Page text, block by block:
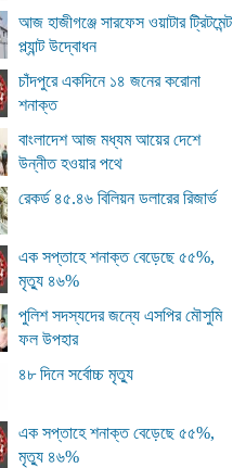
আজ হাজীগঞ্জে সারফেস ওয়াটার ট্রিটমেন্ট
প্ল্যান্ট উদ্বোধন
চাঁদপুরে একদিনে ১৪ জনের করোনা
শনাক্ত
বাংলাদেশ আজ মধ্যম আয়ের দেশে
উন্নীত হওয়ার পথে
রেকর্ড ৪৫.৪৬ বিলিয়ন ডলারের রিজার্ভ
এক সপ্তাহে শনাক্ত বেড়েছে ৫৫%,
মৃত্যু ৪৬%
পুলিশ সদস্যদের জন্যে এসপির মৌসুমি
ফল উপহার
৪৮ দিনে সর্বোচ্চ মৃত্যু
এক সপ্তাহে শনাক্ত বেড়েছে ৫৫%,
মৃত্যু ৪৬%